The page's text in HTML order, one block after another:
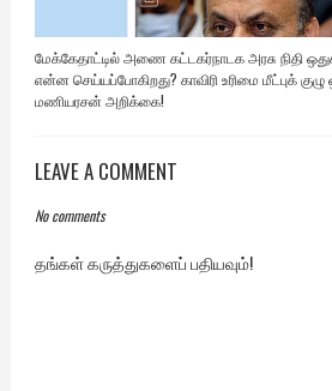
மேக்கேதாட்டில் அணை கட்டகர்நாடக அரசு நிதி
என்ன செய்யப்போகிறது? காவிரி உரிமை மீட்புக்
மணியரசன் அறிக்கை!
LEAVE A COMMENT
No comments
தங்கள் கருத்துகளைப் பதியவும்!